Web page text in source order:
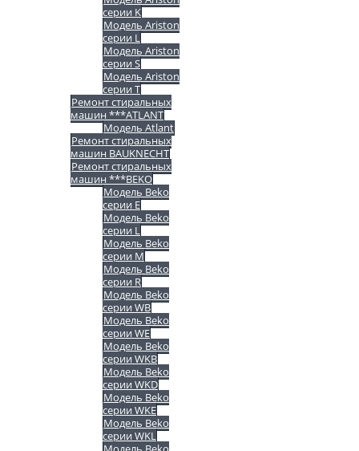
серии K
Модель Ariston
серии L
Модель Ariston
серии S
Модель Ariston
серии T
Ремонт стиральных
машин ***ATLANT
Модель Atlant
Ремонт стиральных
машин BAUKNECHT
Ремонт стиральных
машин ***BEKO
Модель Beko
серии E
Модель Beko
серии L
Модель Beko
серии M
Модель Beko
серии R
Модель Beko
серии WB
Модель Beko
серии WE
Модель Beko
серии WKB
Модель Beko
серии WKD
Модель Beko
серии WKE
Модель Beko
серии WKL